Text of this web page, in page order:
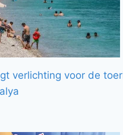
verlichting voor de